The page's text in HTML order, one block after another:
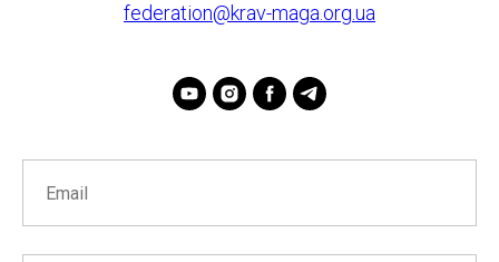
federation@krav-maga.org.ua